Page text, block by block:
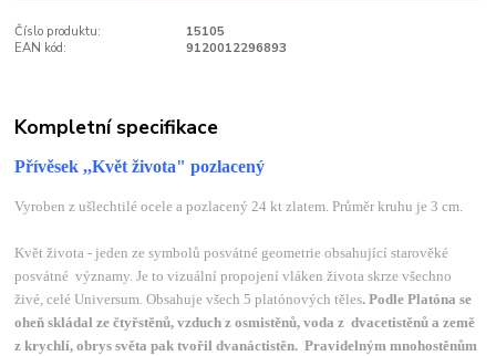
Číslo produktu:
15105
EAN kód:
9120012296893
Kompletní specifikace
Přívěsek ,,Květ života" pozlacený
Vyroben z ušlechtilé ocele a pozlacený 24 kt zlatem. Průměr kruhu je 3 cm.
Květ života - jeden ze symbolů posvátné geometrie obsahující starověké
posvátné významy. Je to vizuální propojení vláken života skrze všechno
živé, celé Universum. Obsahuje všech 5 platónových těles. Podle Platóna se
oheň skládal ze čtyřstěnů, vzduch z osmistěnů, voda z dvacetistěnů a země
z krychlí, obrys světa pak tvořil dvanáctistěn. Pravidelným mnohostěnům